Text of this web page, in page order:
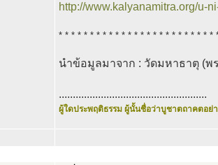
http://www.kalyanamitra.org/u-
* * * * * * * * * * * * * * * * * * * * * * * * *
นำข้อมูลมาจาก : วัดมหาธาตุ (พ
.....................................................
ผู้ใดประพฤติธรรม ผู้นั้นชื่อว่าบูชาตถาคตอย่า